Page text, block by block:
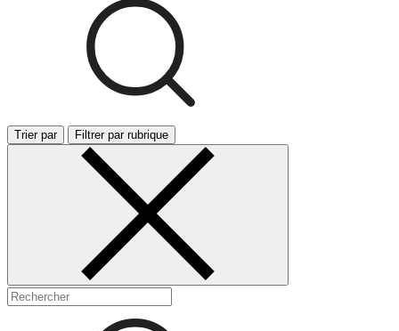
Trier par Filtrer par rubrique